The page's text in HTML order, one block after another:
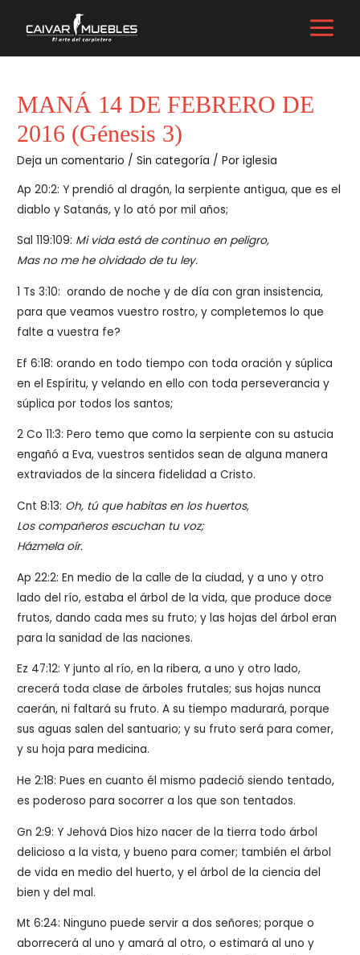
MAIN
MANÁ 14 DE FEBRERO DE
2016 (Génesis 3)
Deja un comentario /Sin categoría / Poriglesia
Ap 20:2: Y prendió al dragón, la serpiente antigua, que es el
diablo y Satanás, y lo ató por mil años;
Sal 119:109: Mi vida está de continuo en peligro,
Mas no me he olvidado de tu ley.
1 Ts 3:10: orando de noche y de día con gran insistencia,
para que veamos vuestro rostro, y completemos lo que
falte a vuestra fe?
Ef 6:18: orando en todo tiempo con toda oración y súplica
en el Espíritu, y velando en ello con toda perseverancia y
súplica por todos los santos;
2 Co 11:3: Pero temo que como la serpiente con su astucia
engañó a Eva, vuestros sentidos sean de alguna manera
extraviados de la sincera fidelidad a Cristo.
Cnt 8:13: Oh, tú que habitas en los huertos,
Los compañeros escuchan tu voz;
Házmela oír.
Ap 22:2: En medio de la calle de la ciudad, y a uno y otro
lado del río, estaba el árbol de la vida, que produce doce
frutos, dando cada mes su fruto; y las hojas del árbol eran
para la sanidad de las naciones.
Ez 47:12: Y junto al río, en la ribera, a uno y otro lado,
crecerá toda clase de árboles frutales; sus hojas nunca
caerán, ni faltará su fruto. A su tiempo madurará, porque
sus aguas salen del santuario; y su fruto será para comer,
y su hoja para medicina.
He 2:18: Pues en cuanto él mismo padeció siendo tentado,
es poderoso para socorrer a los que son tentados.
Gn 2:9: Y Jehová Dios hizo nacer de la tierra todo árbol
delicioso a la vista, y bueno para comer; también el árbol
de vida en medio del huerto, y el árbol de la ciencia del
bien y del mal.
Mt 6:24: Ninguno puede servir a dos señores; porque o
aborrecerá al uno y amará al otro, o estimará al uno y